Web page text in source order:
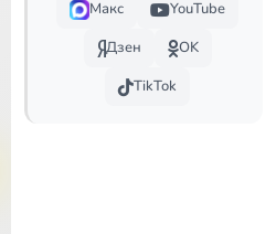
Макс
YouTube
Дзен
OK
TikTok